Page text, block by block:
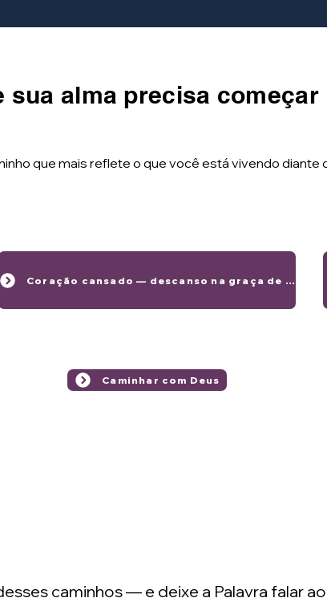
sua alma precisa começar
que mais reflete o que você está vivendo diante
Coração cansado — descanso na graça de Deus
Caminhar com Deus
caminhos — e deixe a Palavra falar